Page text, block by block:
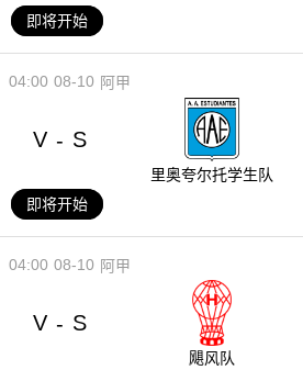
即将开始
08-10
04:00 阿甲
V - S
里奥夸尔托学生队
即将开始
08-10
04:00 阿甲
V - S
飓风队